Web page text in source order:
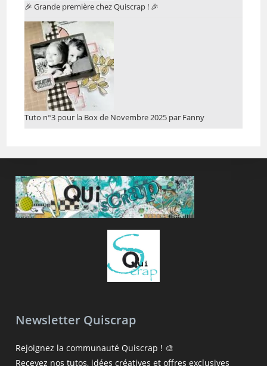
🎉 Grande première chez Quiscrap ! 🎉
Tuto n°3 pour la Box de Novembre 2025 par Fanny
Newsletter Quiscrap
Rejoignez la communauté Quiscrap ! 🎨
Recevez nos tutos, idées créatives et offres exclusives